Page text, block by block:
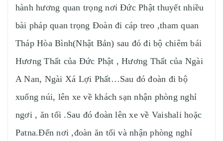
hành hương quan trọng nơi Đức Phật thuyết nhiều
bài pháp quan trọng Đoàn đi cáp treo ,tham quan
Tháp Hòa Bình(Nhật Bản) sau đó đi bộ chiêm bái
Hương Thất của Đức Phật , Hương Thất của Ngài
A Nan, Ngài Xá Lợi Phất…Sau đó đoàn đi bộ
xuống núi, lên xe về khách sạn nhận phòng nghỉ
ngơi , ăn tối .Sau đó đoàn lên xe về Vaishali hoặc
Patna.Đến nơi ,đoàn ăn tối và nhận phòng nghỉ